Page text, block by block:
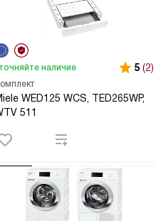
WED125 WCS, TED265WP,
511
наличие 5 (2)